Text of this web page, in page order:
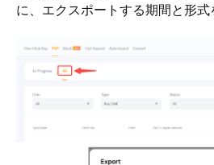
に、エクスポートする期間と形式